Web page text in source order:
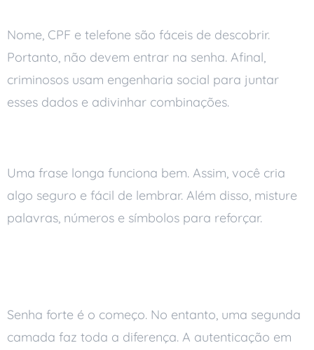
Nome, CPF e telefone são fáceis de descobrir.
Portanto, não devem entrar na senha. Afinal,
criminosos usam engenharia social para juntar
esses dados e adivinhar combinações.
Uma frase longa funciona bem. Assim, você cria
algo seguro e fácil de lembrar. Além disso, misture
palavras, números e símbolos para reforçar.
Senha forte é o começo. No entanto, uma segunda
camada faz toda a diferença. A autenticação em